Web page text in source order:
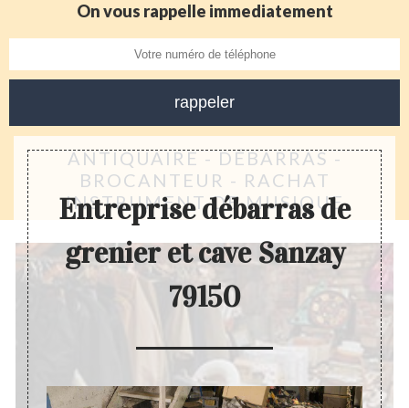
On vous rappelle immediatement
ANTIQUAIRE - DÉBARRAS -
BROCANTEUR - RACHAT
INSTRUMENT DE MUSIQUE
Entreprise débarras de
grenier et cave Sanzay
79150